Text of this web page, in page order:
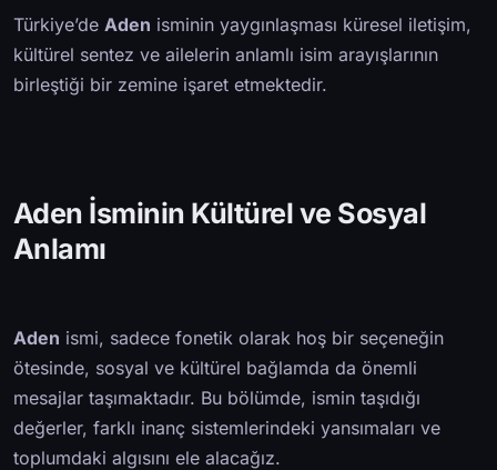
Türkiye’de Aden isminin yaygınlaşması küresel iletişim,
kültürel sentez ve ailelerin anlamlı isim arayışlarının
birleştiği bir zemine işaret etmektedir.
Aden İsminin Kültürel ve Sosyal
Anlamı
Aden ismi, sadece fonetik olarak hoş bir seçeneğin
ötesinde, sosyal ve kültürel bağlamda da önemli
mesajlar taşımaktadır. Bu bölümde, ismin taşıdığı
değerler, farklı inanç sistemlerindeki yansımaları ve
toplumdaki algısını ele alacağız.